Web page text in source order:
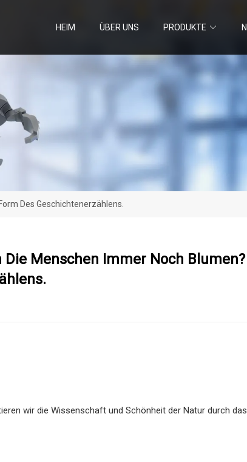
HEIM ÜBER UNS PRODUKTE
Des Geschichtenerzählens.
Menschen Immer Noch
wir die Wissenschaft und Schönheit der Natur durch